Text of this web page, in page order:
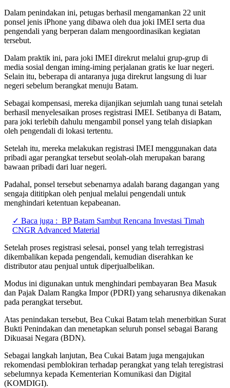
Dalam penindakan ini, petugas berhasil mengamankan 22 unit
ponsel jenis iPhone yang dibawa oleh dua joki IMEI serta dua
pengendali yang berperan dalam mengoordinasikan kegiatan
tersebut.
Dalam praktik ini, para joki IMEI direkrut melalui grup-grup di
media sosial dengan iming-iming perjalanan gratis ke luar negeri.
Selain itu, beberapa di antaranya juga direkrut langsung di luar
negeri sebelum berangkat menuju Batam.
Sebagai kompensasi, mereka dijanjikan sejumlah uang tunai setelah
berhasil menyelesaikan proses registrasi IMEI. Setibanya di Batam,
para joki terlebih dahulu mengambil ponsel yang telah disiapkan
oleh pengendali di lokasi tertentu.
Setelah itu, mereka melakukan registrasi IMEI menggunakan data
pribadi agar perangkat tersebut seolah-olah merupakan barang
bawaan pribadi dari luar negeri.
Padahal, ponsel tersebut sebenarnya adalah barang dagangan yang
sengaja dititipkan oleh penjual melalui pengendali untuk
menghindari ketentuan kepabeanan.
✓ Baca juga : BP Batam Sambut Rencana Investasi Timah
CNGR Advanced Material
Setelah proses registrasi selesai, ponsel yang telah terregistrasi
dikembalikan kepada pengendali, kemudian diserahkan ke
distributor atau penjual untuk diperjualbelikan.
Modus ini digunakan untuk menghindari pembayaran Bea Masuk
dan Pajak Dalam Rangka Impor (PDRI) yang seharusnya dikenakan
pada perangkat tersebut.
Atas penindakan tersebut, Bea Cukai Batam telah menerbitkan Surat
Bukti Penindakan dan menetapkan seluruh ponsel sebagai Barang
Dikuasai Negara (BDN).
Sebagai langkah lanjutan, Bea Cukai Batam juga mengajukan
rekomendasi pemblokiran terhadap perangkat yang telah teregistrasi
sebelumnya kepada Kementerian Komunikasi dan Digital
(KOMDIGI).